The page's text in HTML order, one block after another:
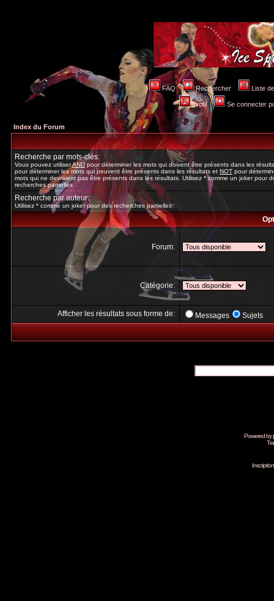
FAQ Rechercher Liste
Profil Se connecter
Index du Forum
Recherche par mots-clés:
Vous pouvez utiliserANDpour déterminer les mots qui doivent être présents dans les
pour déterminer les mots qui peuvent être présents dans les résultats etNOTpour
mots qui ne devraient pas être présents dans les résultats. Utilisez * comme un joker pour
recherches partielles
Recherche par auteur:
Utilisez * comme un joker pour des recherches partielles
Forum:
Catégorie:
Afficher les résultats sous forme de: Messages Sujets
Powered by